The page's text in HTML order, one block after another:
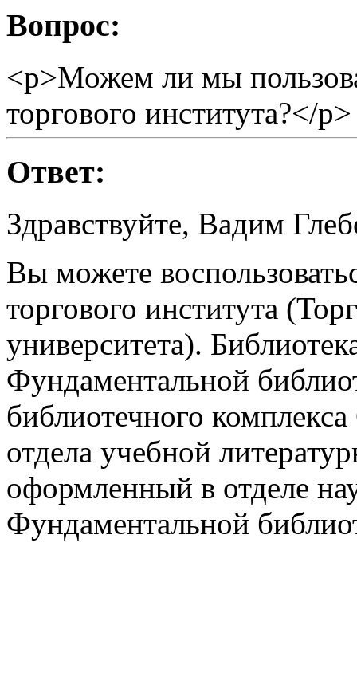
Вопрос:
<p>Можем ли мы
торгового института?</p>
Ответ:
Здравствуйте, Вадим
Вы можете
торгового института
университета).
Фундаментальной
библиотечного
отдела учебной
оформленный в отделе
Фундаментальной